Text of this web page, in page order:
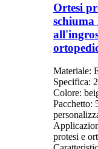
Ortesi
schiuma
Materiale:
Specifica:
Colore:
Pacchetto:
protesi e